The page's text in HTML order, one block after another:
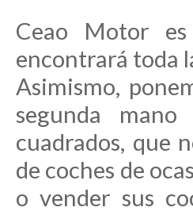
Ceao Motor
encontrará toda
Asimismo,
segunda
cuadrados, que
de coches de
o vender sus